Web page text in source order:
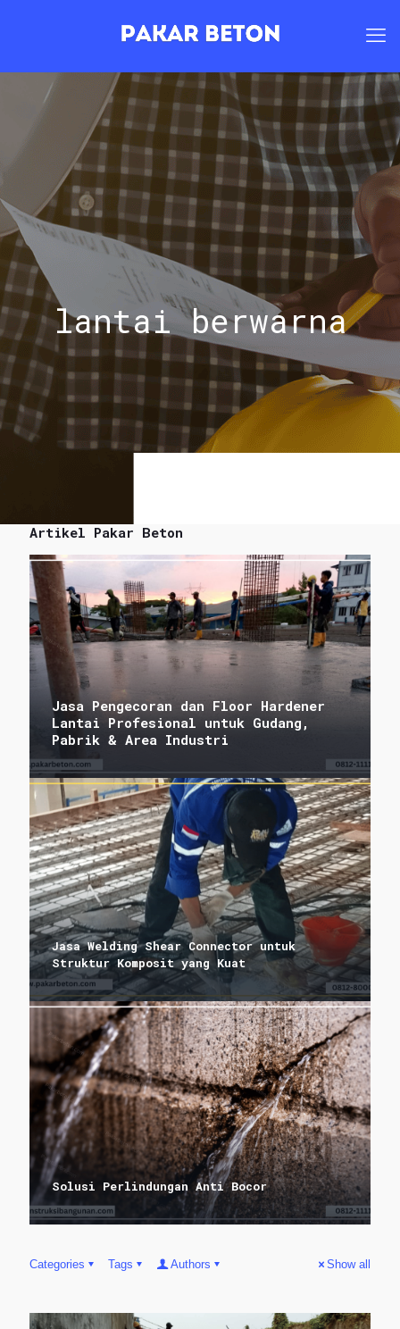
lantai berwarna
Artikel Pakar Beton
Jasa Pengecoran dan Floor Hardener
Lantai Profesional untuk Gudang,
Pabrik & Area Industri
Jasa Welding Shear Connector untuk
Struktur Komposit yang Kuat
Solusi Perlindungan Anti Bocor
Categories Tags Authors Show all